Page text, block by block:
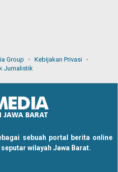
Group
Kebijakan Privasi
Jurnalistik
sebuah portal berita online
wilayah Jawa Barat.